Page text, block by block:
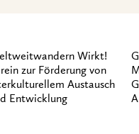
Wirkt!
zur Förderung von
Austausch
Entwicklung